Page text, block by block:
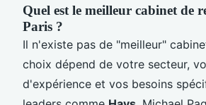
Quel est le meilleur cabinet de
Paris ?
Il n'existe pas de "meilleur"
choix dépend de votre secteur,
d'expérience et vos besoins